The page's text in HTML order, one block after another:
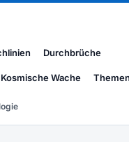
Durchbrüche
Kosmische Wache Themen